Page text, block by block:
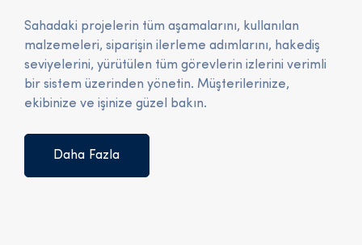
Sahadaki projelerin tüm aşamalarını, kullanılan
malzemeleri, siparişin ilerleme adımlarını, hakediş
seviyelerini, yürütülen tüm görevlerin izlerini verimli
bir sistem üzerinden yönetin. Müşterilerinize,
ekibinize ve işinize güzel bakın.
Daha Fazla